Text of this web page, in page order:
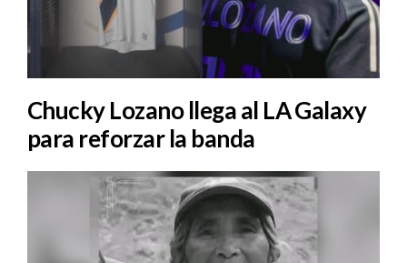
Chucky Lozano llega al LA Galaxy
para reforzar la banda